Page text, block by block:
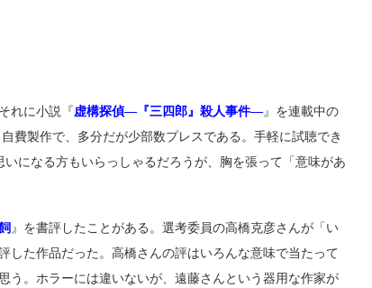
れに小説『虚構探偵―『三四郎』殺人事件―』を連載中の
費製作で、多分だが少部数プレスである。手軽に試聴でき
になる方もいらっしゃるだろうが、胸を張って「意味があ
』を書評したことがある。選考委員の高橋克彦さんが「い
した作品だった。高橋さんの評はいろんな意味で当たって
う。ホラーには違いないが、遠藤さんという器用な作家が